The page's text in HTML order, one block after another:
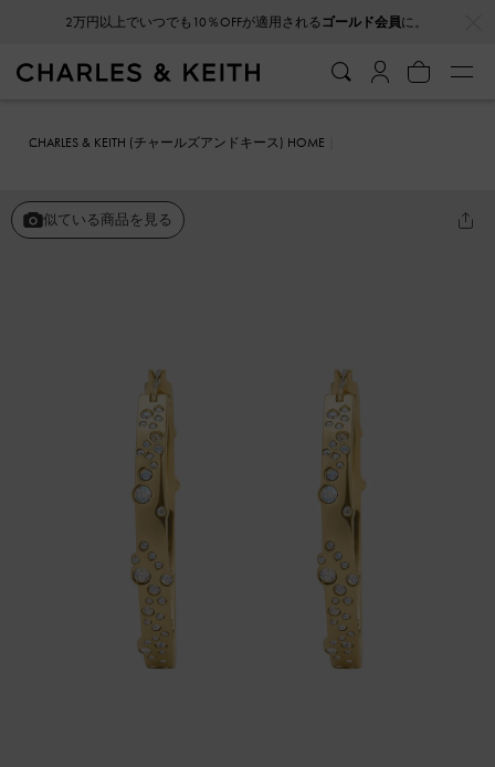
2万円以上でいつでも10％OFFが適用されるゴールド会員 に。
CHARLES & KEITH (チャールズアンドキース) HOME
似ている商品を見る